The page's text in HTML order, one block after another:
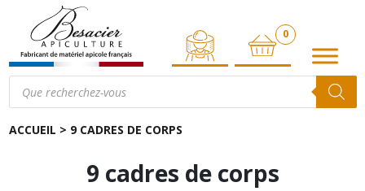
0
ARTICLE
Recherche
produits
ACCUEIL > 9 CADRES DE CORPS
9 cadres de corps